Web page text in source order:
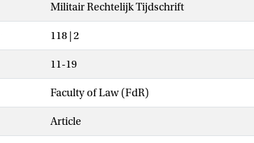
Militair Rechtelijk Tijdschrift
118 | 2
11-19
Faculty of Law (FdR)
Article